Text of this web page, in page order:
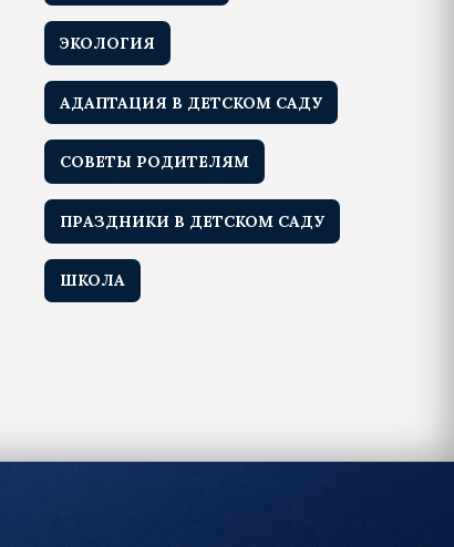
ЭКОЛОГИЯ
АДАПТАЦИЯ В ДЕТСКОМ САДУ
СОВЕТЫ РОДИТЕЛЯМ
ПРАЗДНИКИ В ДЕТСКОМ САДУ
ШКОЛА